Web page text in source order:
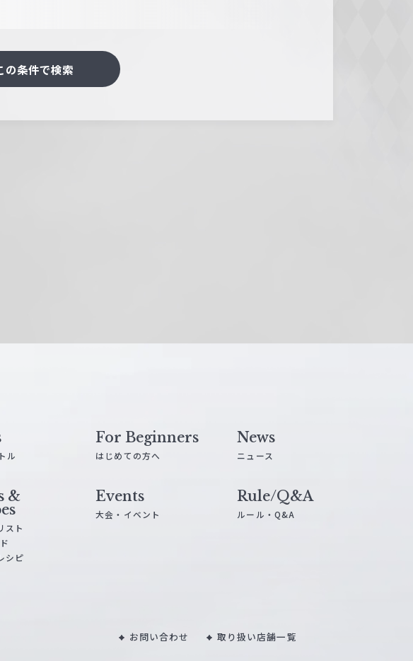
の条件で検索
ル
For Beginners
はじめての方へ
News
ニュース
&
スト
シピ
Events
大会・イベント
Rule/Q&A
ルール・Q&A
お問い合わせ 取り扱い店舗一覧